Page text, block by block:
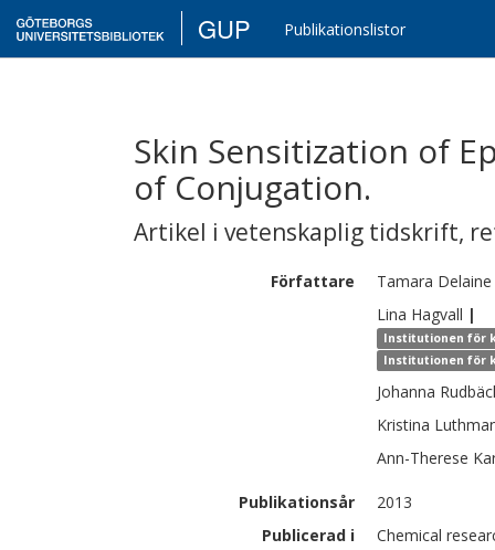
GUP Publikationslistor
Skin Sensitization of
of Conjugation.
Artikel i vetenskaplig tidskrift,
Författare Tamara Delaine
Lina Hagvall |
Institutionen för
Institutionen för
Johanna
Kristina
Ann-Therese
Publikationsår
2013
Publicerad i
Chemical